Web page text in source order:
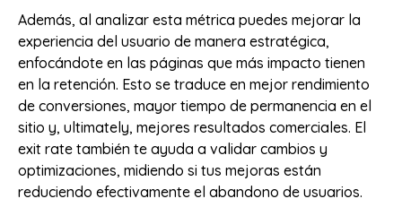
Además, al analizar esta métrica puedes mejorar la
experiencia del usuario de manera estratégica,
enfocándote en las páginas que más impacto tienen
en la retención. Esto se traduce en mejor rendimiento
de conversiones, mayor tiempo de permanencia en el
sitio y, ultimately, mejores resultados comerciales. El
exit rate también te ayuda a validar cambios y
optimizaciones, midiendo si tus mejoras están
reduciendo efectivamente el abandono de usuarios.